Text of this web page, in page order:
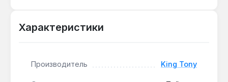
Совместимость с инструментом:
универсальное решение для мастерской.
Характеристики
Производитель King Tony